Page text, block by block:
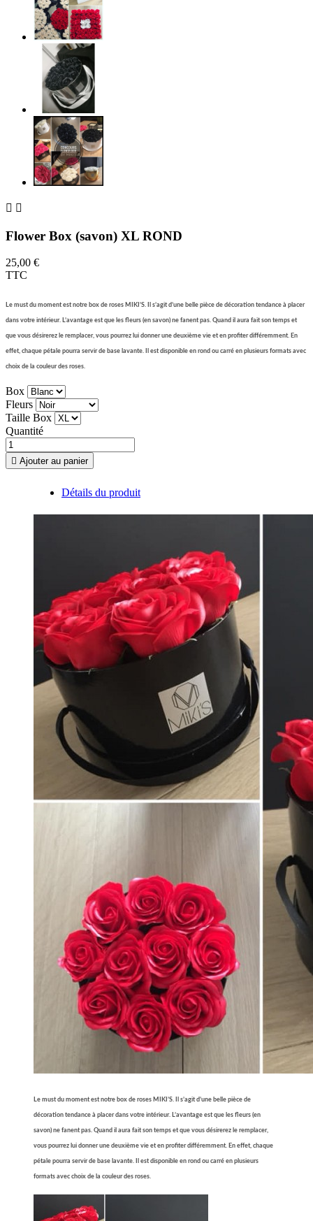
 
Flower Box (savon) XL ROND
25,00 €
TTC
Le must du moment est notre box de roses MIKI’S. Il s’agit d’une belle pièce de décoration tendance à placer
dans votre intérieur. L’avantage est que les fleurs (en savon) ne fanent pas. Quand il aura fait son temps et
que vous désirerez le remplacer, vous pourrez lui donner une deuxième vie et en profiter différemment. En
effet, chaque pétale pourra servir de base lavante. Il est disponible en rond ou carré en plusieurs formats avec
choix de la couleur des roses.
Box
Fleurs
Taille Box
Quantité
 Ajouter au panier
Détails du produit
Le must du moment est notre box de roses MIKI’S. Il s’agit d’une belle pièce de
décoration tendance à placer dans votre intérieur. L’avantage est que les fleurs (en
savon) ne fanent pas. Quand il aura fait son temps et que vous désirerez le remplacer,
vous pourrez lui donner une deuxième vie et en profiter différemment. En effet, chaque
pétale pourra servir de base lavante. Il est disponible en rond ou carré en plusieurs
formats avec choix de la couleur des roses.